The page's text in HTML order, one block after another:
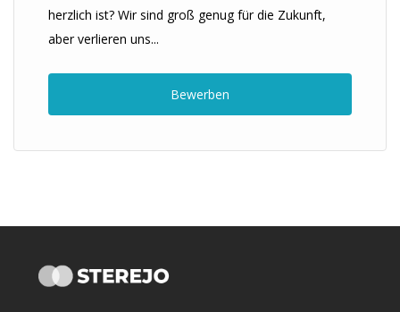
herzlich ist? Wir sind groß genug für die Zukunft,
aber verlieren uns...
Bewerben